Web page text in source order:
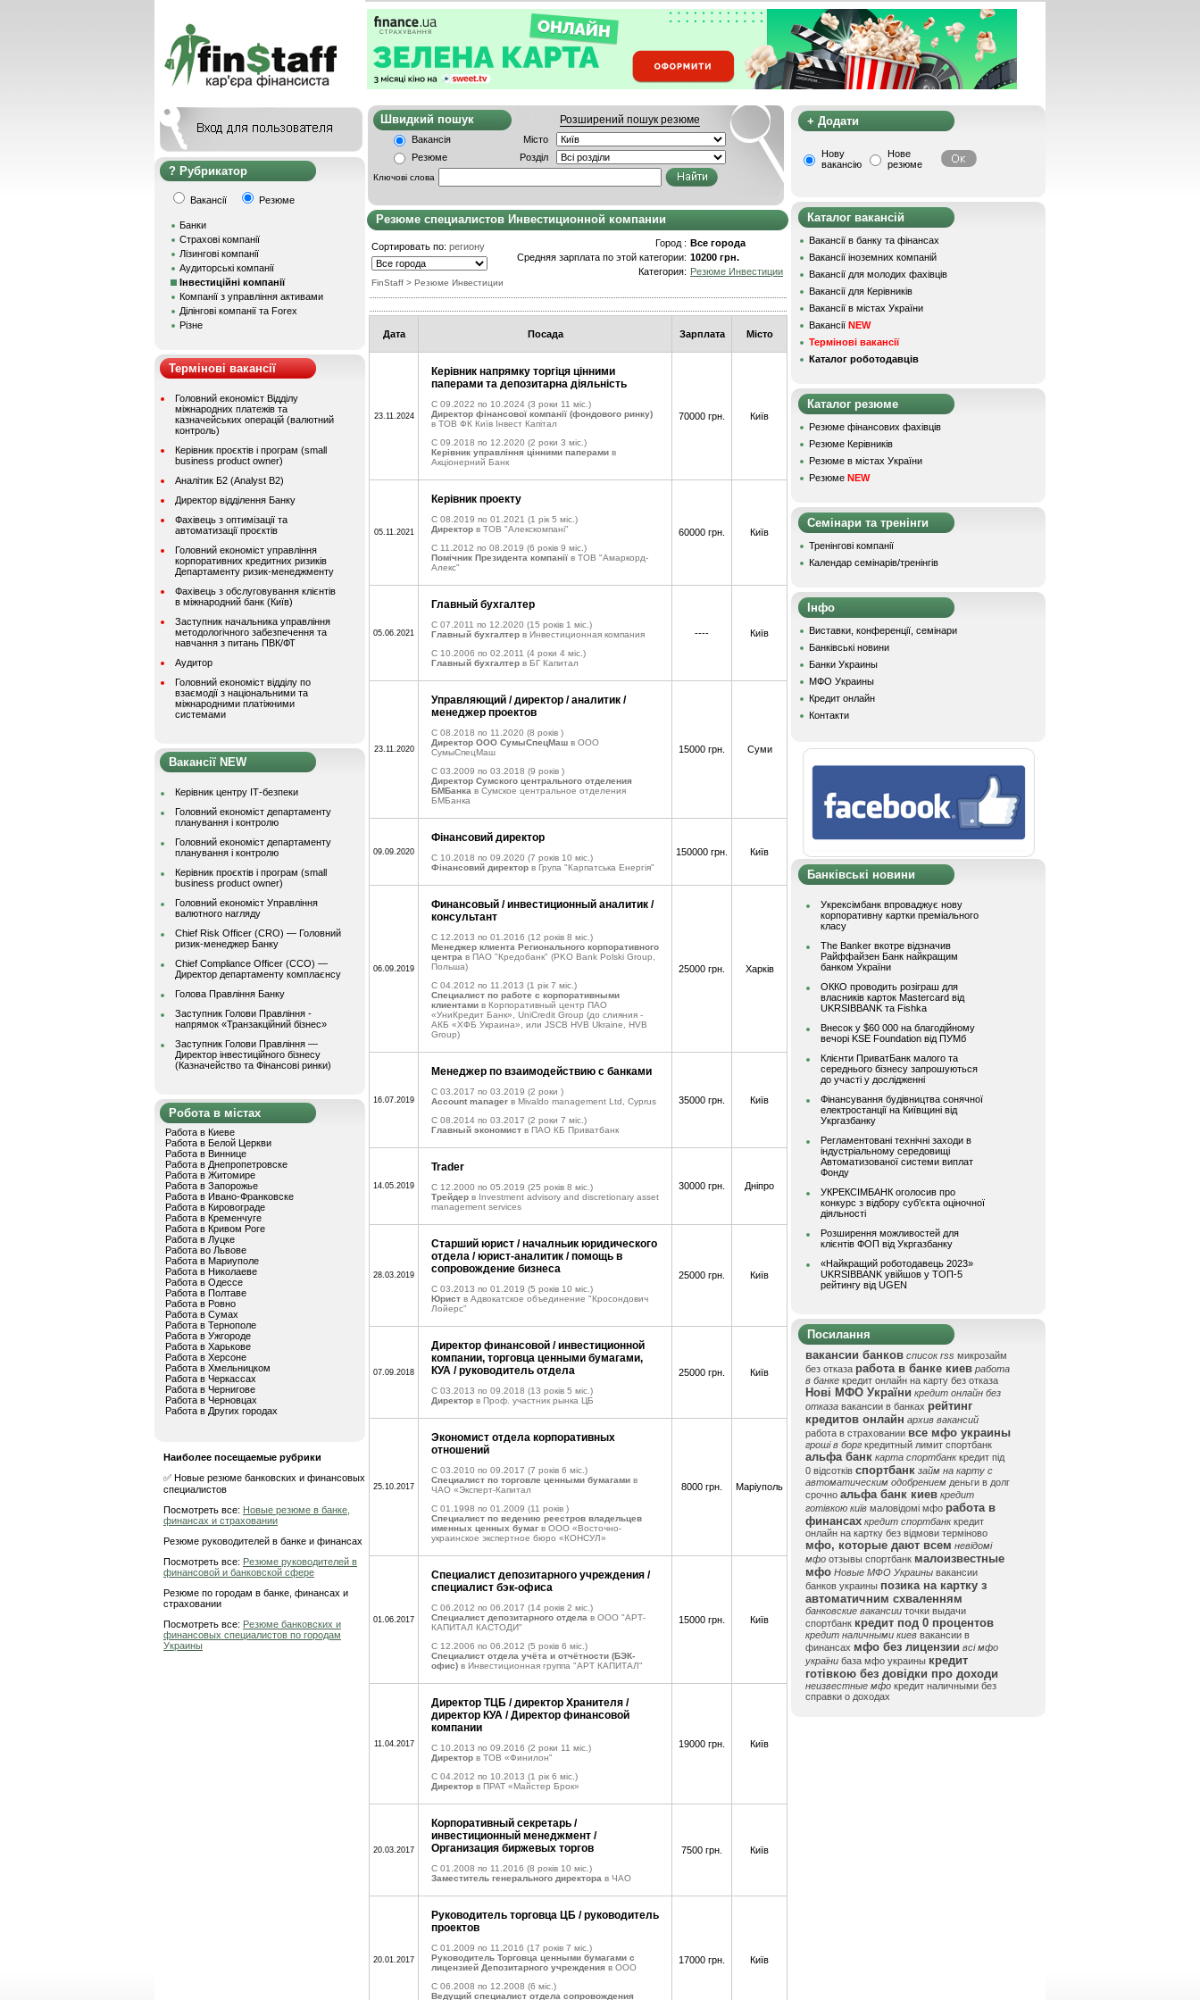
Рубрикатор
Вакансії Резюме
Банки
Страхові компанії
Лізингові компанії
Аудиторські компанії
Інвестиційні компанії
Компанії з управління активами
Ділінгові компанії та Forex
Різне
Термінові вакансії
Головний економіст Відділу
міжнародних платежів та
казначейських операцій (валютний
контроль)
Керівник проєктів і програм (small
business product owner)
Аналітик Б2 (Analyst B2)
Директор відділення Банку
Фахівець з оптимізації та
автоматизації проєктів
Головний економіст управління
корпоративних кредитних ризиків
Департаменту ризик-менеджменту
Фахівець з обслуговування клієнтів
в міжнародний банк (Київ)
Заступник начальника управління
методологічного забезпечення та
навчання з питань ПВК/ФТ
Аудитор
Головний економіст відділу по
взаємодії з національними та
міжнародними платіжними
системами
Вакансії NEW
Керівник центру ІТ-безпеки
Головний економіст департаменту
планування і контролю
Головний економіст департаменту
планування і контролю
Керівник проєктів і програм (small
business product owner)
Головний економіст Управління
валютного нагляду
Chief Risk Officer (CRO) — Головний
ризик-менеджер Банку
Chief Compliance Officer (CCO) —
Директор департаменту комплаєнсу
Голова Правління Банку
Заступник Голови Правління -
напрямок «Транзакційний бізнес»
Заступник Голови Правління —
Директор інвестиційного бізнесу
(Казначейство та Фінансові ринки)
Робота в містах
Работа в Киеве
Работа в Белой Церкви
Работа в Виннице
Работа в Днепропетровске
Работа в Житомире
Работа в Запорожье
Работа в Ивано-Франковске
Работа в Кировограде
Работа в Кременчуге
Работа в Кривом Роге
Работа в Луцке
Работа во Львове
Работа в Мариуполе
Работа в Николаеве
Работа в Одессе
Работа в Полтаве
Работа в Ровно
Работа в Сумах
Работа в Тернополе
Работа в Ужгороде
Работа в Харькове
Работа в Херсоне
Работа в Хмельницком
Работа в Черкассах
Работа в Чернигове
Работа в Черновцах
Работа в Других городах
Наиболее посещаемые рубрики
✅ Новые резюме банковских и финансовых
специалистов
Посмотреть все: Новые резюме в банке,
финансах и страховании
Резюме руководителей в банке и финансах
Посмотреть все: Резюме руководителей в
финансовой и банковской сфере
Резюме по городам в банке, финансах и
страховании
Посмотреть все: Резюме банковских и
финансовых специалистов по городам
Украины
Швидкий пошук Розширений пошук резюме
Вакансія
Місто
Резюме
Розділ
Ключові слова
Резюме специалистов Инвестиционной компании
Сортировать по: региону
FinStaff > Резюме Инвестиции
Город : Все города
Средняя зарплата по этой категории: 10200 грн.
Категория: Резюме Инвестиции
Дата Посада Зарплата Місто
23.11.2024
Керівник напрямку торгіця цінними
паперами та депозитарна діяльність
C 09.2022 по 10.2024 (3 роки 11 міс.)
Директор фінансової компанії (фондового ринку)
в ТОВ ФК Київ Інвест Капітал
C 09.2018 по 12.2020 (2 роки 3 міс.)
Керівник управління цінними паперами в
Акціонерний Банк
70000 грн. Київ
05.11.2021
Керівник проекту
C 08.2019 по 01.2021 (1 рік 5 міс.)
Директор в ТОВ "Алекскомпані"
C 11.2012 по 08.2019 (6 років 9 міс.)
Помічник Президента компанії в ТОВ "Амаркорд-
Алекс"
60000 грн. Київ
05.06.2021
Главный бухгалтер
C 07.2011 по 12.2020 (15 років 1 міс.)
Главный бухгалтер в Инвестиционная компания
C 10.2006 по 02.2011 (4 роки 4 міс.)
Главный бухгалтер в БГ Капитал
---- Київ
23.11.2020
Управляющий / директор / аналитик /
менеджер проектов
C 08.2018 по 11.2020 (8 років )
Директор ООО СумыСпецМаш в ООО
СумыСпецМаш
C 03.2009 по 03.2018 (9 років )
Директор Сумского центрального отделения
БМБанка в Сумское центральное отделения
БМБанка
15000 грн. Суми
09.09.2020
Фінансовий директор
C 10.2018 по 09.2020 (7 років 10 міс.)
Фінансовий директор в Група "Карпатська Енергія"
150000 грн. Київ
06.09.2019
Финансовый / инвестиционный аналитик /
консультант
C 12.2013 по 01.2016 (12 років 8 міс.)
Менеджер клиента Регионального корпоративного
центра в ПАО "Кредобанк" (PKO Bank Polski Group,
Польша)
C 04.2012 по 11.2013 (1 рік 7 міс.)
Специалист по работе с корпоративными
клиентами в Корпоративный центр ПАО
«УниКредит Банк», UniCredit Group (до слияния -
АКБ «ХФБ Украина», или JSCB HVB Ukraine, HVB
Group)
25000 грн. Харків
16.07.2019
Менеджер по взаимодействию с банками
C 03.2017 по 03.2019 (2 роки )
Account manager в Mivaldo management Ltd, Cyprus
C 08.2014 по 03.2017 (2 роки 7 міс.)
Главный экономист в ПАО КБ Приватбанк
35000 грн. Київ
14.05.2019
Trader
C 12.2000 по 05.2019 (25 років 8 міс.)
Трейдер в Investment advisory and discretionary asset
management services
30000 грн. Дніпро
28.03.2019
Старший юрист / началньик юридического
отдела / юрист-аналитик / помощь в
сопровождение бизнеса
C 03.2013 по 01.2019 (5 років 10 міс.)
Юрист в Адвокатское объединение "Кросондович
Лойерс"
25000 грн. Київ
07.09.2018
Директор финансовой / инвестиционной
компании, торговца ценными бумагами,
КУА / руководитель отдела
C 03.2013 по 09.2018 (13 років 5 міс.)
Директор в Проф. участник рынка ЦБ
25000 грн. Київ
25.10.2017
Экономист отдела корпоративных
отношений
C 03.2010 по 09.2017 (7 років 6 міс.)
Специалист по торговле ценными бумагами в
ЧАО «Эксперт-Капитал
C 01.1998 по 01.2009 (11 років )
Специалист по ведению реестров владельцев
именных ценных бумаг в ООО «Восточно-
украинское экспертное бюро «КОНСУЛ»
8000 грн. Маріуполь
01.06.2017
Специалист депозитарного учреждения /
специалист бэк-офиса
C 06.2012 по 06.2017 (14 років 2 міс.)
Специалист депозитарного отдела в ООО "АРТ-
КАПИТАЛ КАСТОДИ"
C 12.2006 по 06.2012 (5 років 6 міс.)
Специалист отдела учёта и отчётности (БЭК-
офис) в Инвестиционная группа "АРТ КАПИТАЛ"
15000 грн. Київ
11.04.2017
Директор ТЦБ / директор Хранителя /
директор КУА / Директор финансовой
компании
C 10.2013 по 09.2016 (2 роки 11 міс.)
Директор в ТОВ «Финилон"
C 04.2012 по 10.2013 (1 рік 6 міс.)
Директор в ПРАТ «Майстер Брок»
19000 грн. Київ
20.03.2017
Корпоративный секретарь /
инвестиционный менеджмент /
Организация биржевых торгов
C 01.2008 по 11.2016 (8 років 10 міс.)
Заместитель генерального директора в ЧАО
7500 грн. Київ
20.01.2017
Руководитель торговца ЦБ / руководитель
проектов
C 01.2009 по 11.2016 (17 років 7 міс.)
Руководитель Торговца ценными бумагами с
лицензией Депозитарного учреждения в ООО
C 06.2008 по 12.2008 (6 міс.)
Ведущий специалист отдела сопровождения
17000 грн. Київ
+ Додати
Нову
вакансію
Нове
резюме
Каталог вакансій
Вакансії в банку та фінансах
Вакансії іноземних компаній
Вакансії для молодих фахівців
Вакансії для Керівників
Вакансії в містах України
Вакансії NEW
Термінові вакансії
Каталог роботодавців
Каталог резюме
Резюме фінансових фахівців
Резюме Керівників
Резюме в містах України
Резюме NEW
Семінари та тренінги
Тренінгові компанії
Календар семінарів/тренінгів
Інфо
Виставки, конференції, семінари
Банківські новини
Банки Украины
МФО Украины
Кредит онлайн
Контакти
Банківські новини
Укрексімбанк впроваджує нову
корпоративну картки преміального
класу
The Banker вкотре відзначив
Райффайзен Банк найкращим
банком України
ОККО проводить розіграш для
власників карток Mastercard від
UKRSIBBANK та Fishka
Внесок у $60 000 на благодійному
вечорі KSE Foundation від ПУМб
Клієнти ПриватБанк малого та
середнього бізнесу запрошуються
до участі у дослідженні
Фінансування будівництва сонячної
електростанції на Київщині від
Укргазбанку
Регламентовані технічні заходи в
індустріальному середовищі
Автоматизованої системи виплат
Фонду
УКРЕКСІМБАНК оголосив про
конкурс з відбору суб’єкта оціночної
діяльності
Розширення можливостей для
клієнтів ФОП від Укргазбанку
«Найкращий роботодавець 2023»
UKRSIBBANK увійшов у ТОП-5
рейтингу від UGEN
Посилання
вакансии банков список rss микрозайм
без отказа работа в банке киев работа
в банке кредит онлайн на карту без отказа
Нові МФО України кредит онлайн без
отказа вакансии в банках рейтинг
кредитов онлайн архив вакансий
работа в страховании все мфо украины
гроші в борг кредитный лимит спортбанк
альфа банк карта спортбанк кредит під
0 відсотків спортбанк займ на карту с
автоматическим одобрением деньги в долг
срочно альфа банк киев кредит
готівкою київ маловідомі мфо работа в
финансах кредит спортбанк кредит
онлайн на картку без відмови терміново
мфо, которые дают всем невідомі
мфо отзывы спортбанк малоизвестные
мфо Новые МФО Украины вакансии
банков украины позика на картку з
автоматичним схваленням
банковские вакансии точки выдачи
спортбанк кредит под 0 процентов
кредит наличными киев вакансии в
финансах мфо без лицензии всі мфо
україни база мфо украины кредит
готівкою без довідки про доходи
неизвестные мфо кредит наличными без
справки о доходах